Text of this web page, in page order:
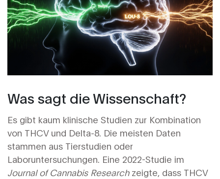
Was sagt die Wissenschaft?
Es gibt kaum klinische Studien zur Kombination
von THCV und Delta-8. Die meisten Daten
stammen aus Tierstudien oder
Laboruntersuchungen. Eine 2022-Studie im
Journal of Cannabis Researchzeigte, dass THCV